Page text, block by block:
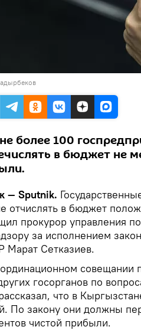
более 100
в бюджет не
— Sputnik.
отчислять в бюджет
прокурор управления
за исполнением
Марат Сетказиев.
совещании
госорганов по
что в
По закону они должны
чистой прибыли.